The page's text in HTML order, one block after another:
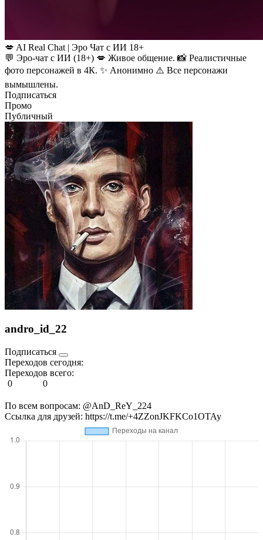
💋 AI Real Chat | Эро Чат с ИИ 18+
💬 Эро-чат с ИИ (18+) 💋 Живое общение. 📸 Реалистичные
фото персонажей в 4К. ✨ Анонимно ⚠️ Все персонажи
вымышлены.
Подписаться
Промо
Публичный
andro_id_22
Подписаться
Переходов сегодня:
Переходов всего:
0
0
По всем вопросам: @AnD_ReY_224
Ссылка для друзей: https://t.me/+4ZZonJKFKCo1OTAy